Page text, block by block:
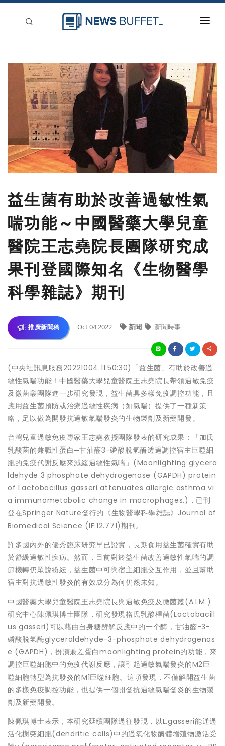
新聞稿分類
登入
刊登
益生菌有助於改善過敏性氣
喘功能～中國醫藥大學兒童
醫院王志堯院長團隊研究成
果刊登國際知名《生物醫學
科學雜誌》期刊
推廣新聞稿 Oct 04,2022 新聞 新聞時事
(中央社訊息服務20221004 11:50:30)「益生菌」有助於改善過
敏性氣喘功能！中國醫藥大學兒童醫院王志堯院長帶領過敏免疫
及微菌叢團隊進一步研究發現，益生菌具多樣免疫調控功能，且
應用益生菌預防或治療過敏性疾病（如氣喘）提供了一種新策
略，足以做為開發抗過敏氣喘發炎的生物製劑及新藥開發。
台灣兒童過敏免疫專家王志堯教授團隊發表的研究成果：「加氏
乳酸菌的兼職性蛋白─甘油醛3-磷酸脫氫酶透過調控宿主巨噬細
胞的免疫代謝反應來減緩過敏性氣喘」(Moonlighting glycera
ldehyde 3 phosphate dehydrogenase (GAPDH) protein
of Lactobacillus gasseri attenuates allergic asthma vi
a immunometabolic change in macrophages.)，已刊
登在Springer Nature發行的《生物醫學科學雜誌》Journal of
Biomedical Science (IF:12.771)期刊。
許多國內外的優秀臨床研究早已證實，長期食用益生菌確實有助
於舒緩過敏性疾病。然而，目前對於益生菌改善過敏性氣喘的調
節機轉仍眾說紛紜，益生菌中可與宿主細胞交互作用，並且幫助
宿主對抗過敏性發炎的有效成分為何仍然未知。
中國醫藥大學兒童醫院王志堯院長與過敏免疫及微菌叢(A.I.M.)
研究中心陳佩琪博士團隊，研究發現格氏乳酸桿菌(Lactobacill
us gasseri)可以藉由自身糖酵解反應中的一个酶，甘油醛-3-
磷酸脱氢酶glyceraldehyde-3-phosphate dehydrogenas
e (GAPDH)，扮演兼差蛋白moonlighting protein的功能，來
調控巨噬細胞中的免疫代謝反應，讓引起過敏氣喘發炎的M2巨
噬細胞轉型為抗發炎的M1巨噬細胞。這項發現，不僅解開益生菌
的多樣免疫調控功能，也提供一個開發抗過敏氣喘發炎的生物製
劑及新藥開發。
陳佩琪博士表示，本研究延續團隊過往發現，以L.gasseri能通過
活化樹突細胞(dendritic cells)中的過氧化物酶體增殖物激活受